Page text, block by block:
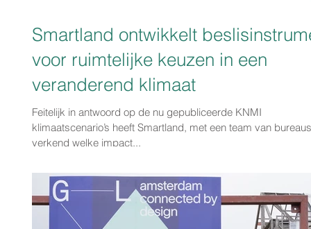
Smartland ontwikkelt
voor ruimtelijke keuzen in een
veranderend klimaat
Feitelijk in antwoord op de nu gepubliceerde KNMI
klimaatscenario’s heeft Smartland, met een team van
verkend welke impact...